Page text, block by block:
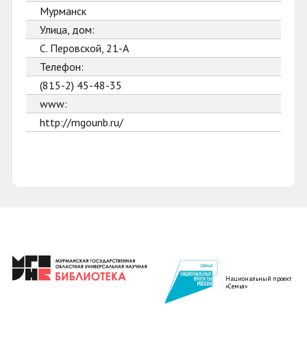
Мурманск
Улица, дом:
С. Перовской, 21-А
Телефон:
(815-2) 45-48-35
www:
http://mgounb.ru/
Национальный проект
«Семья»